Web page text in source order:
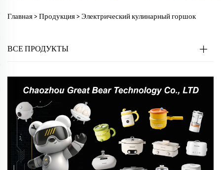
Главная >Продукция>Электрический кулинарный горшок
ВСЕ ПРОДУКТЫ